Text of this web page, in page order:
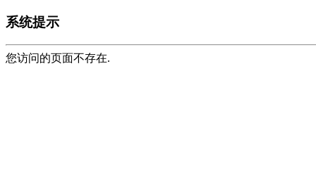
系统提示
您访问的页面不存在.